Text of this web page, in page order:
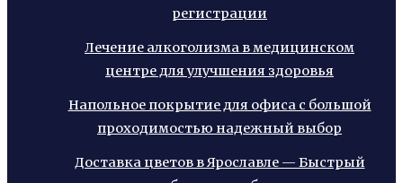
регистрации
Лечение алкоголизма в медицинском
центре для улучшения здоровья
Напольное покрытие для офиса с большой
проходимостью надежный выбор
Доставка цветов в Ярославле — Быстрый